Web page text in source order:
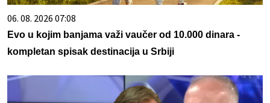
06. 08. 2026 07:08
Evo u kojim banjama važi vaučer od 10.000 dinara -
kompletan spisak destinacija u Srbiji